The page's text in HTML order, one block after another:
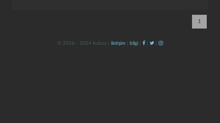
yaptım(nedendir bilinmez). beni kara mamba kadar etkileyen
1
© 2016 - 2024 kulzos | iletişim| bilgi| | |